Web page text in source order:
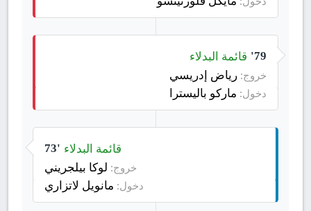
79' قائمة البدلاء
خروج: رياض إدريسي
دخول: ماركو باليسترا
73' قائمة البدلاء
خروج: لوكا بيلجريني
دخول: مانويل لاتزاري